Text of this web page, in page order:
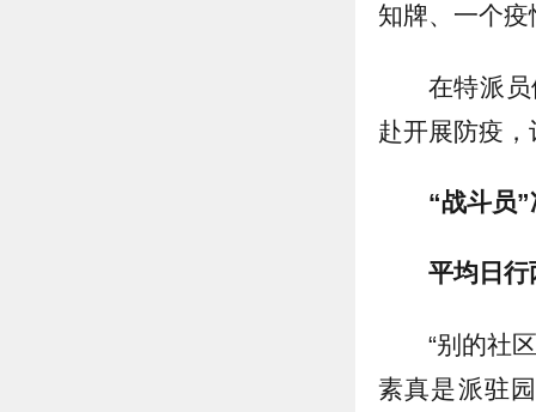
知牌、一个
在特派
赴开展防疫
“战斗员
平均日行
“别的社
素真是派驻